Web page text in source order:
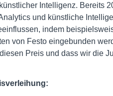
Intelligenz. Bereits
und künstliche
indem
von Festo eingebunden
Preis und dass wir die